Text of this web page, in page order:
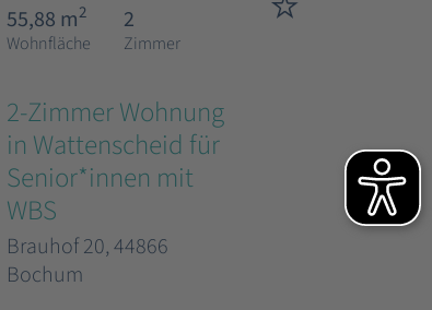
55,88 m2
Wohnfläche
2
Zimmer
2-Zimmer Wohnung
in Wattenscheid für
Senior*innen mit
WBS
Brauhof 20, 44866
Bochum